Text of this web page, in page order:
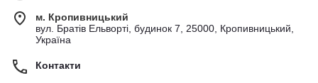
м. Кропивницький
вул. Братів Ельворті, будинок 7, 25000, Кропивницький,
Україна
Контакти